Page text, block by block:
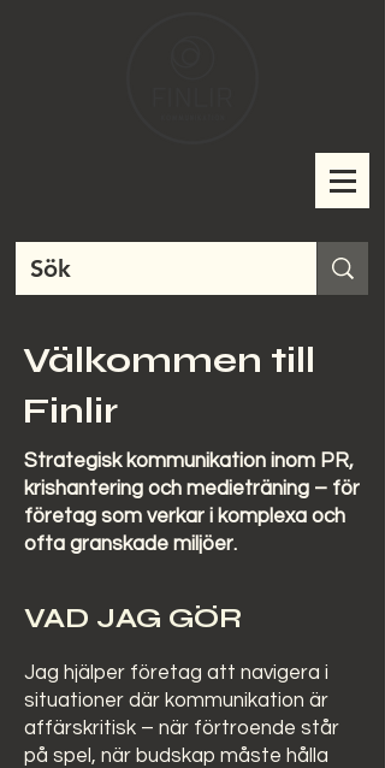
Välkommen till
Finlir
Strategisk kommunikation inom PR,
krishantering och medieträning – för
företag som verkar i komplexa och
ofta granskade miljöer.
VAD JAG GÖR
Jag hjälper företag att navigera i
situationer där kommunikation är
affärskritisk – när förtroende står
på spel, när budskap måste hålla